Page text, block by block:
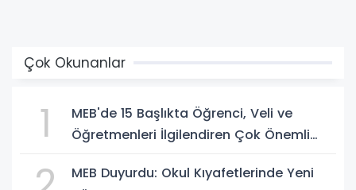
Çok Okunanlar
1
MEB'de 15 Başlıkta Öğrenci, Veli ve
Öğretmenleri İlgilendiren Çok Önemli
MEB Duyurdu: Okul Kıyafetlerinde Yeni